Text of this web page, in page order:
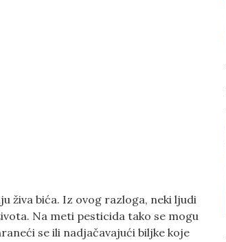
živa bića. Iz ovog razloga, neki ljudi
Na meti pesticida tako se mogu
se ili nadjačavajući biljke koje